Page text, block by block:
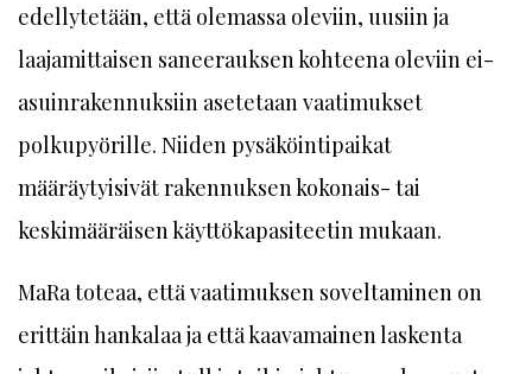
edellytetään, että olemassa oleviin, uusiin ja
laajamittaisen saneerauksen kohteena oleviin ei-
asuinrakennuksiin asetetaan vaatimukset
polkupyörille. Niiden pysäköintipaikat
määräytyisivät rakennuksen kokonais- tai
keskimääräisen käyttökapasiteetin mukaan.
MaRa toteaa, että vaatimuksen soveltaminen on
erittäin hankalaa ja että kaavamainen laskenta